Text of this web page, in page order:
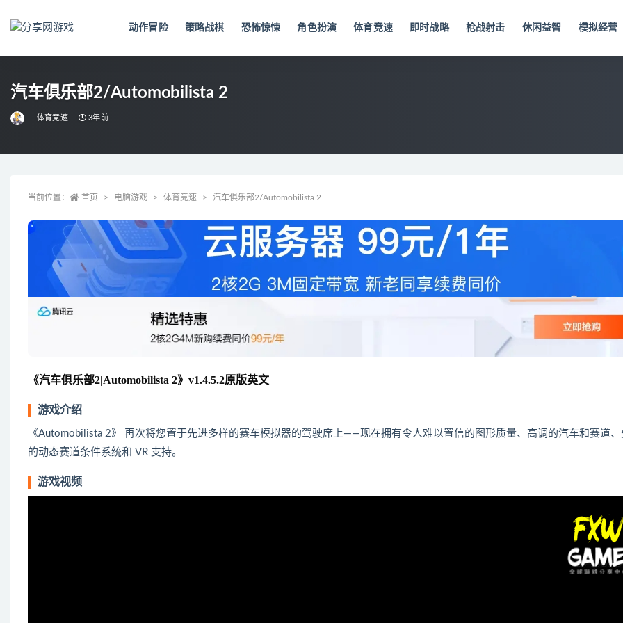
动作冒险 策略战棋 恐怖惊悚 角色扮演 体育竞速 即时战略 枪战射击 休闲益智 模拟经营
汽车俱乐部2/Automobilista 2
体育竞速 3年前
当前位置： 首页 电脑游戏 体育竞速 汽车俱乐部2/Automobilista 2
《汽车俱乐部2|Automobilista 2》v1.4.5.2原版英文
游戏介绍
《Automobilista 2》 再次将您置于先进多样的赛车模拟器的驾驶席上——现在拥有令人难以置信的图形质量、高调的汽车和赛道、
的动态赛道条件系统和 VR 支持。
游戏视频